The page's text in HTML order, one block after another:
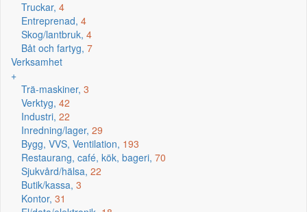
Truckar, 4
Entreprenad, 4
Skog/lantbruk, 4
Båt och fartyg, 7
Verksamhet
+
Trä-maskiner, 3
Verktyg, 42
Industri, 22
Inredning/lager, 29
Bygg, VVS, Ventilation, 193
Restaurang, café, kök, bageri, 70
Sjukvård/hälsa, 22
Butik/kassa, 3
Kontor, 31